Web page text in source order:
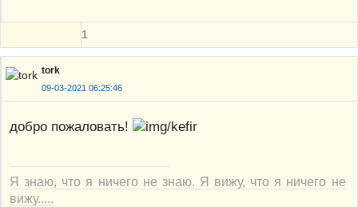
1
tork
09-03-2021 06:25:46
добро пожаловать!
Я знаю, что я ничего не знаю. Я вижу, что я ничего не
вижу.....